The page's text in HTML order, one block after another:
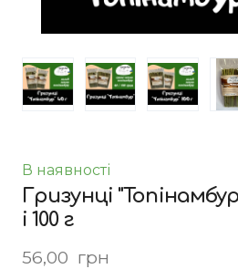
В наявності
Гризунці
і 100 г
56,00  грн